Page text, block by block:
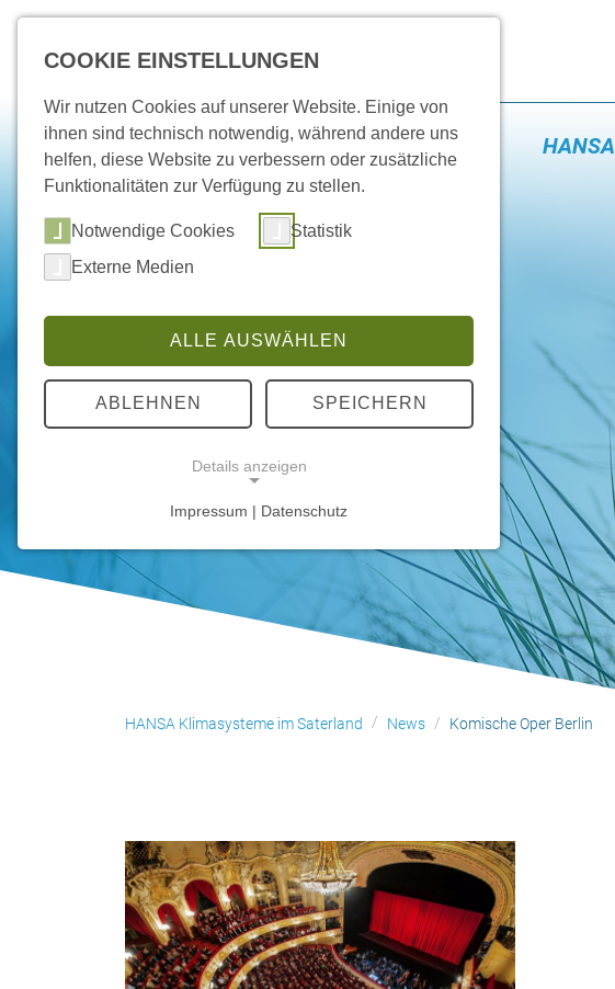
HANSA
HANSA Klimasysteme im Saterland News Komische Oper Berlin
COOKIE EINSTELLUNGEN
Wir nutzen Cookies auf unserer Website. Einige von
ihnen sind technisch notwendig, während andere uns
helfen, diese Website zu verbessern oder zusätzliche
Funktionalitäten zur Verfügung zu stellen.
Notwendige Cookies
Statistik
Externe Medien
ALLE AUSWÄHLEN
ABLEHNEN SPEICHERN
Details anzeigen
Notwendige Cookies ermöglichen grundlegende
Funktionen und sind für die einwandfreie Funktion
der Website erforderlich.
Optionen des Benutzers
Cookie
Laufzeit:
Impressum | Datenschutz